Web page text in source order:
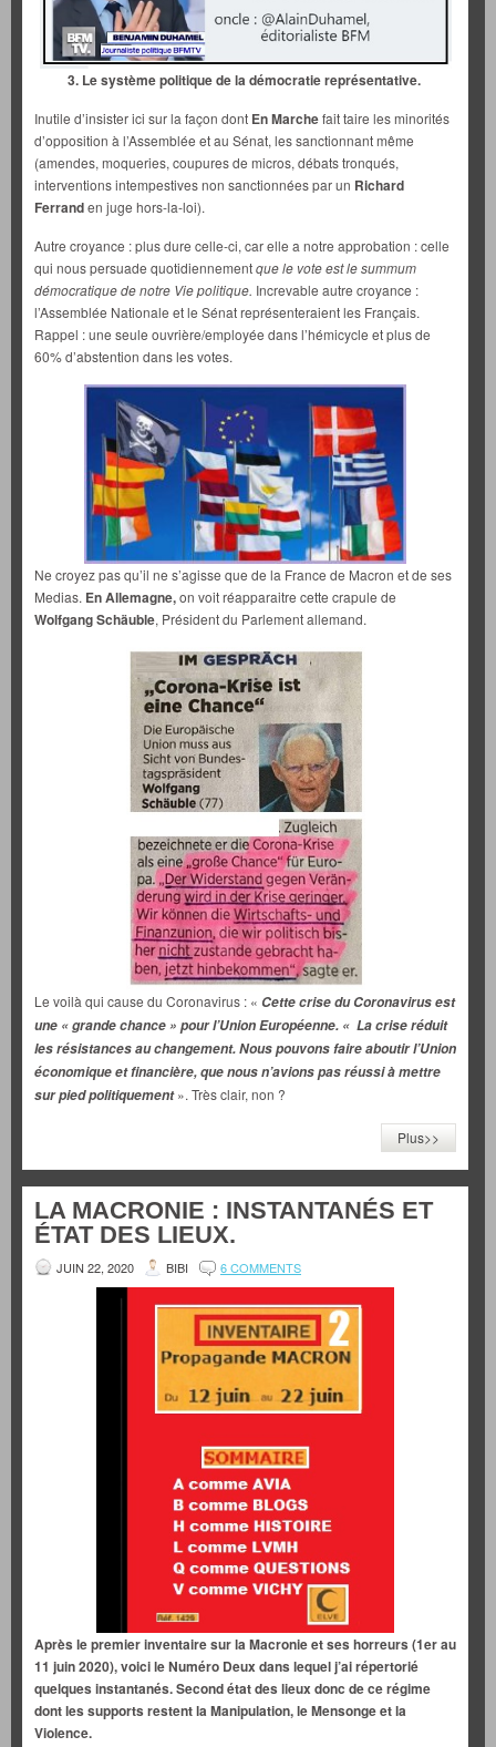
3. Le système politique de la démocratie représentative.
Inutile d’insister ici sur la façon dont En Marchefait taire les minorités
d’opposition à l’Assemblée et au Sénat, les sanctionnant même
(amendes, moqueries, coupures de micros, débats tronqués,
interventions intempestives non sanctionnées par un Richard
Ferranden juge hors-la-loi).
Autre croyance : plus dure celle-ci, car elle a notre approbation : celle
qui nous persuade quotidiennementque le vote est le summum
démocratique de notre Vie politique. Increvable autre croyance :
l’Assemblée Nationale et le Sénat représenteraient les Français.
Rappel : une seule ouvrière/employée dans l’hémicycle et plus de
60% d’abstention dans les votes.
Ne croyez pas qu’il ne s’agisse que de la France de Macron et de ses
Medias. En Allemagne,on voit réapparaitre cette crapule de
Wolfgang Schäuble, Président du Parlement allemand.
Le voilà qui cause du Coronavirus : « Cette crise du Coronavirus est
une « grande chance » pour l’Union Européenne. « La crise réduit
les résistances au changement. Nous pouvons faire aboutir l’Union
économique et financière, que nous n’avions pas réussi à mettre
sur pied politiquement». Très clair, non ?
Plus>>
LA MACRONIE : INSTANTANÉS ET
ÉTAT DES LIEUX.
JUIN 22, 2020 BIBI 6 COMMENTS
Après le premier inventaire sur la Macronie et ses horreurs (1er au
11 juin 2020), voici le Numéro Deux dans lequel j’ai répertorié
quelques instantanés. Second état des lieux donc de ce régime
dont les supports restent la Manipulation, le Mensonge et la
Violence.